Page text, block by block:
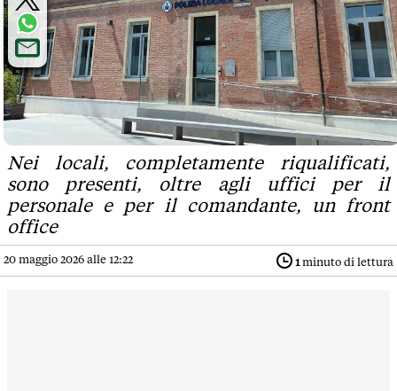
Nei locali, completamente riqualificati,
sono presenti, oltre agli uffici per il
personale e per il comandante, un front
office
20 maggio 2026 alle 12:22 1minuto di lettura